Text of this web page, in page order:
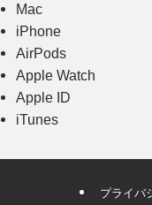
Mac
iPhone
AirPods
Apple Watch
Apple ID
iTunes
プライバ